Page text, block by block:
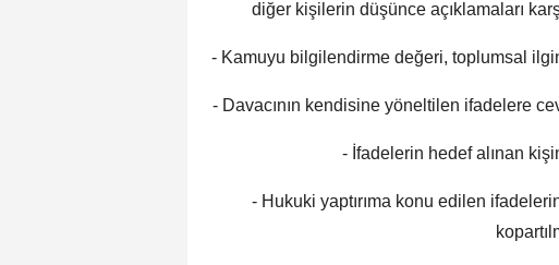
diğer kişilerin düşünce açıklamaları
- Kamuyu bilgilendirme değeri, toplumsal
- Davacının kendisine yöneltilen ifadelere
- İfadelerin hedef alınan
- Hukuki yaptırıma konu edilen